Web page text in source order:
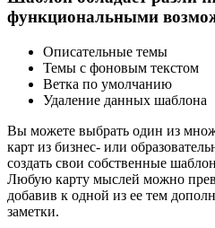
функциональными
Описательные темы
Темы с фоновым текстом
Ветка по умолчанию
Удаление данных шаблона
Вы можете выбрать один из
карт из бизнес- или
создать свои собственные
Любую карту мыслей можно
добавив к одной из ее тем
заметки.